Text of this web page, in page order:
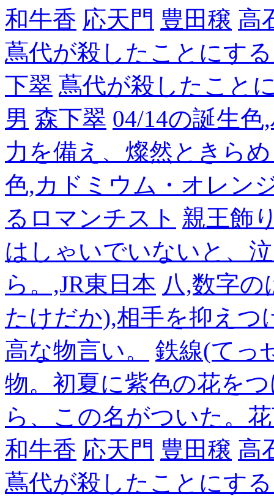
和牛香 応天門 豊田穣 高
蔦代が殺したことにす
下翠 蔦代が殺したこと
男 森下翠 04/14の誕生
力を備え、燦然ときら
色,カドミウム・オレン
るロマンチスト 親王飾
はしゃいでいないと、
ら。,JR東日本 八,数字
たけだか),相手を抑えつ
高な物言い。
鉄線(てっ
物。初夏に紫色の花を
ら、この名がついた。
和牛香 応天門 豊田穣 高
蔦代が殺したことにす